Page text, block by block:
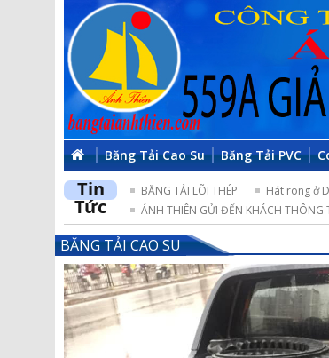
Băng Tải Cao Su Băng Tải PVC
Tin
Tức
BĂNG TẢI LÕI THÉP Hát rong ở
ÁNH THIÊN GỬI ĐẾN KHÁCH THÔNG
BĂNG TẢI CAO SU